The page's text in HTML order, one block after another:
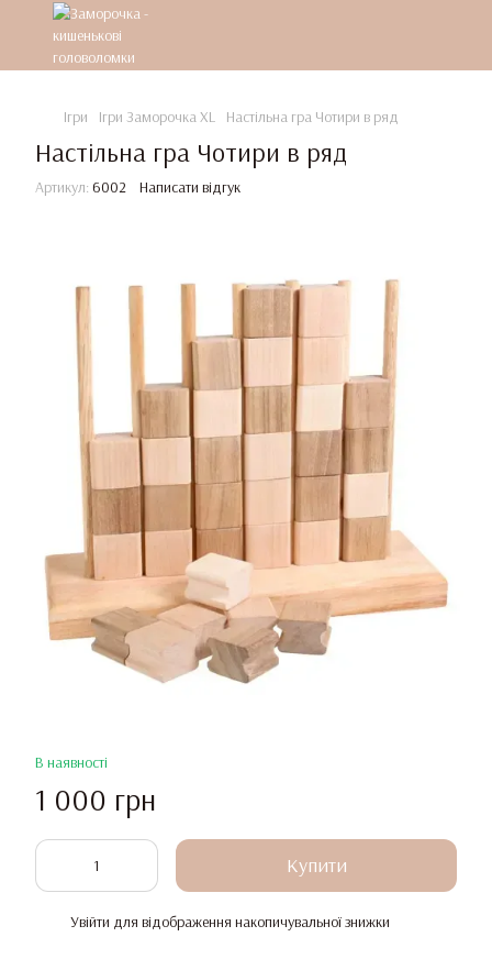
Ігри Ігри Заморочка XL Настільна гра Чотири в ряд
Настільна гра Чотири в ряд
Артикул: 6002 Написати відгук
В наявності
1 000 грн
Купити
Увійти для відображення накопичувальної знижки